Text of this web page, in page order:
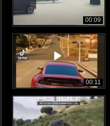
00:09
00:11